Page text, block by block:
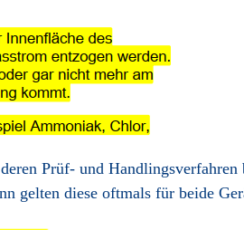
Prüf- und Handlingsverfahren
gelten diese oftmals für beide